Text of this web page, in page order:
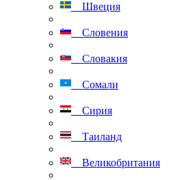
Швеция
Словения
Словакия
Сомали
Сирия
Таиланд
Великобритания